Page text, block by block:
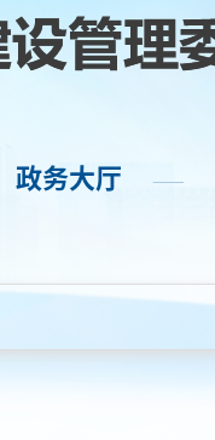
政务大厅 ——